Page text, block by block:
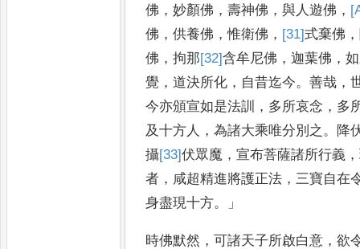
佛 ，妙顏佛 ，壽神佛 ，與人遊佛 ，
佛 ，供養佛 ，惟衛佛 ， [31]式棄佛 ，
佛 ，拘那[32]含牟尼佛 ，迦葉佛 ，
覺 ，道決所化 ， 自昔迄今。善哉 ，
今亦頒宣如是法訓 ， 多所哀念 ， 多
及十方人 ，為諸大乘唯分別之 。
降
攝[33]伏眾魔 ，宣布菩薩諸所行義 ，
者 ， 咸超精進將護正法 ， 三寶自在
身盡現十方。」
時佛默然 ，可諸天子所啟白意 ，欲